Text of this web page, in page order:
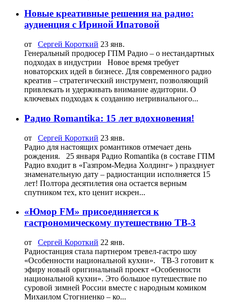
Новые креативные решения на радио:
аудиенция с Ириной Ипатовой
от Сергей Короткий 23 янв.
Генеральный продюсер ГПМ Радио – о нестандартных
подходах в индустрии Новое время требует
новаторских идей в бизнесе. Для современного радио
креатив – стратегический инструмент, позволяющий
привлекать и удерживать внимание аудитории. О
ключевых подходах к созданию нетривиального...
Радио Romantika: 15 лет вдохновения!
от Сергей Короткий 23 янв.
Радио для настоящих романтиков отмечает день
рождения. 25 января Радио Romantika (в составе ГПМ
Радио входит в «Газпром-Медиа Холдинг» ) празднует
знаменательную дату – радиостанции исполняется 15
лет! Полтора десятилетия она остается верным
спутником тех, кто ценит искрен...
«Юмор FM» присоединяется к
гастрономическому путешествию ТВ-3
от Сергей Короткий 22 янв.
Радиостанция стала партнером тревел-гастро шоу
«Особенности национальной кухни». ТВ-3 готовит к
эфиру новый оригинальный проект «Особенности
национальной кухни». Это большое путешествие по
суровой зимней России вместе с народным комиком
Михаилом Стогниенко – ко...